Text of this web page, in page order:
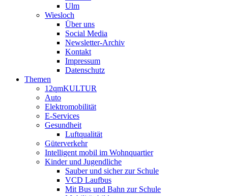
Ulm
Wiesloch
Über uns
Social Media
Newsletter-Archiv
Kontakt
Impressum
Datenschutz
Themen
12qmKULTUR
Auto
Elektromobilität
E-Services
Gesundheit
Luftqualität
Güterverkehr
Intelligent mobil im Wohnquartier
Kinder und Jugendliche
Sauber und sicher zur Schule
VCD Laufbus
Mit Bus und Bahn zur Schule